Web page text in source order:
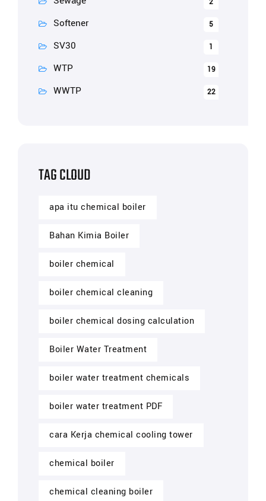
2
Softener 5
SV30 1
WTP 19
WWTP 22
TAG CLOUD
apa itu chemical boiler
Bahan Kimia Boiler
boiler chemical
boiler chemical cleaning
boiler chemical dosing calculation
Boiler Water Treatment
boiler water treatment chemicals
boiler water treatment PDF
cara Kerja chemical cooling tower
chemical boiler
chemical cleaning boiler